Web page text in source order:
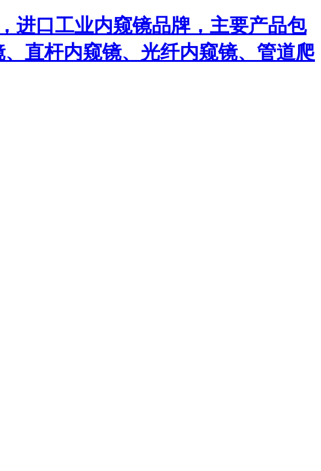
进口工业内窥镜品牌，主要产品包
直杆内窥镜、光纤内窥镜、管道爬